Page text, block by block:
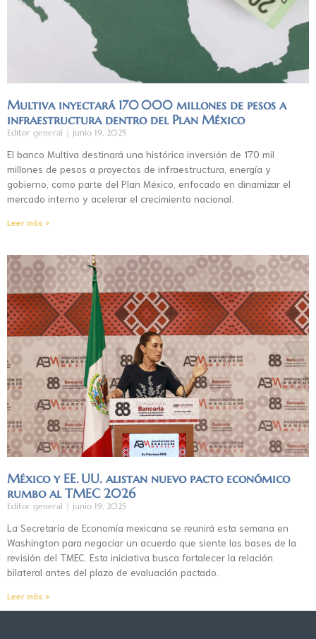
Multiva inyectará 170 000 millones de pesos a
infraestructura dentro del Plan México
Editor general junio 19, 2025
El banco Multiva destinará una histórica inversión de 170 mil
millones de pesos a proyectos de infraestructura, energía y
gobierno, como parte del Plan México, enfocado en dinamizar el
mercado interno y acelerar el crecimiento nacional.
Leer más »
México y EE. UU. alistan nuevo pacto económico
rumbo al TMEC 2026
Editor general junio 19, 2025
La Secretaría de Economía mexicana se reunirá esta semana en
Washington para negociar un acuerdo que siente las bases de la
revisión del TMEC. Esta iniciativa busca fortalecer la relación
bilateral antes del plazo de evaluación pactado.
Leer más »